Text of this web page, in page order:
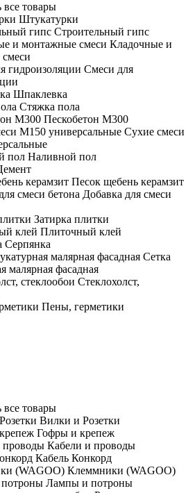
все товары
Штукатурки
Строительный гипс
Кладочные и
Смеси для
Шпаклевка
Стяжка пола
Пескобетон М300
Сухие смеси
Наливной пол
Песок щебень керамзит
Добавка для смеси
Затирка плитки
Плиточный клей
Серпянка
Сетка
малярная фасадная
Стеклохолст,
Пены, герметики
все товары
Вилки и Розетки
Гофры и крепеж
Кабели и проводы
Кабель Конкорд
Клеммники (WAGOО)
Лампы и потроны